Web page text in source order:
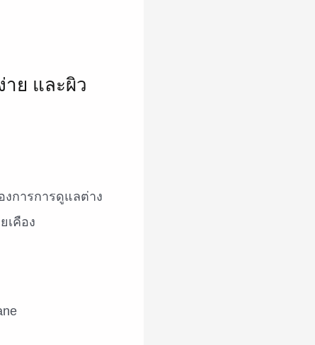
งการการดูแลต่าง
เคือง